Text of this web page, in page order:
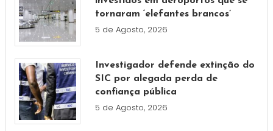
tornaram ‘elefantes brancos’
5 de Agosto, 2026
Investigador defende extinção do
SIC por alegada perda de
confiança pública
5 de Agosto, 2026